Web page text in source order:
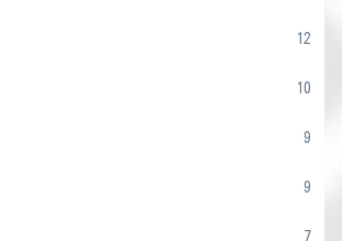
12
10
9
9
7